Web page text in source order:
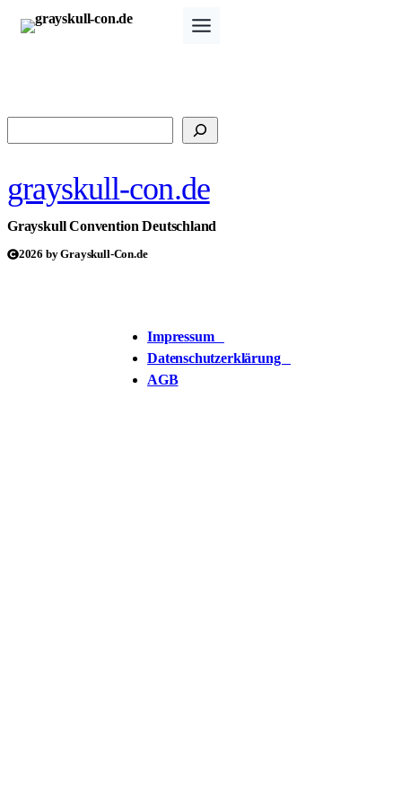
Zum
Inhalt
grayskull-con.de
Grayskull Convention Deutschland
2026 by Grayskull-Con.de
Impressum
Datenschutzerklärung
AGB